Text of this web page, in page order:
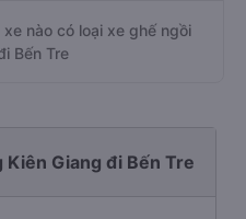
nào có loại xe ghế ngồi
Bến Tre
Giang đi Bến Tre